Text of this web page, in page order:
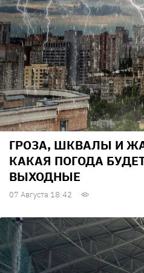
ГРОЗА, ШКВАЛЫ И
КАКАЯ ПОГОДА
ВЫХОДНЫЕ
07 Августа 18:42